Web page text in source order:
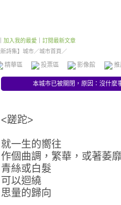
加入我的最愛
訂閱最新文章
新詩集】城市／城市首頁／
精華區 投票區 影像館
本城市已被關閉，原因：沒什麼
<蹉跎>
就一生的嚮往
作個曲調，繁華，或著萎
青絲或白髮
可以迴繞
思量的歸向